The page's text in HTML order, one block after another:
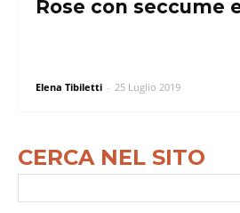
Rose con seccume
Elena Tibiletti - 25 Luglio 2019
CERCA NEL SITO